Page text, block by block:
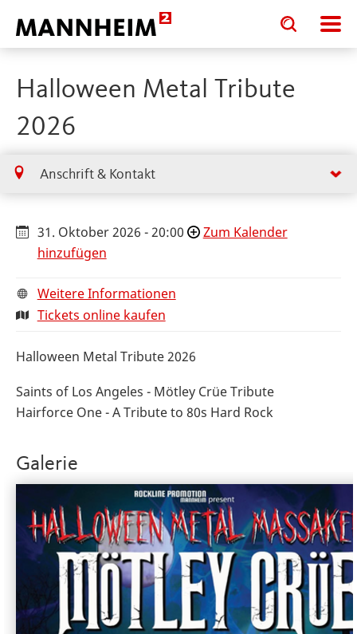
Toggle
search
input
Toggle
search
input
Halloween Metal Tribute
2026
Anschrift & Kontakt
31. Oktober 2026 - 20:00
Zum Kalender
hinzufügen
Weitere Informationen
Tickets online kaufen
Halloween Metal Tribute 2026
Saints of Los Angeles - Mötley Crüe Tribute
Hairforce One - A Tribute to 80s Hard Rock
Galerie